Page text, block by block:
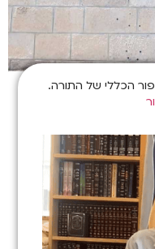
הכללי של התורה.